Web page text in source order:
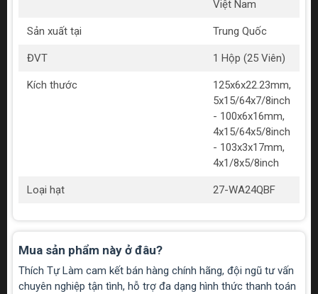
Việt Nam
Sản xuất tại Trung Quốc
ĐVT 1 Hộp (25 Viên)
Kích thước
125x6x22.23mm,
5x15/64x7/8inch
- 100x6x16mm,
4x15/64x5/8inch
- 103x3x17mm,
4x1/8x5/8inch
Loại hạt 27-WA24QBF
Mua sản phẩm này ở đâu?
Thích Tự Làm cam kết bán hàng chính hãng, đội ngũ tư vấn
chuyên nghiệp tận tình, hỗ trợ đa dạng hình thức thanh toán